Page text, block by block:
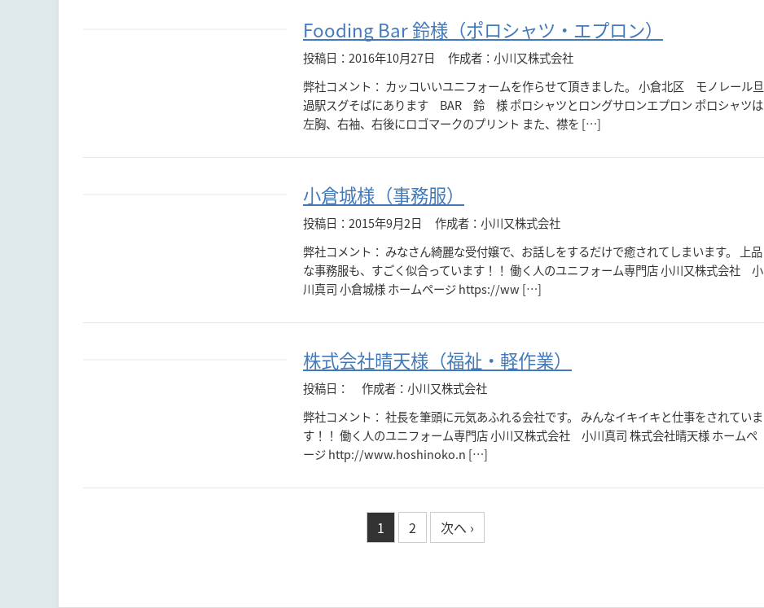
Fooding Bar 鈴様（ポロシャツ・エプロン）
投稿日：2016年10月27日
作成者：小川又株式会社
弊社コメント： カッコいいユニフォームを作らせて頂きました。 小倉北区 モノレール旦
過駅スグそばにあります BAR 鈴 様 ポロシャツとロングサロンエプロン ポロシャツは
左胸、右袖、右後にロゴマークのプリント また、襟を […]
小倉城様（事務服）
投稿日：2015年9月2日
作成者：小川又株式会社
弊社コメント： みなさん綺麗な受付嬢で、お話しをするだけで癒されてしまいます。 上品
な事務服も、すごく似合っています！！ 働く人のユニフォーム専門店 小川又株式会社 小
川真司 小倉城様 ホームページ https://ww […]
株式会社晴天様（福祉・軽作業）
投稿日：
作成者：小川又株式会社
弊社コメント： 社長を筆頭に元気あふれる会社です。 みんなイキイキと仕事をされていま
す！！ 働く人のユニフォーム専門店 小川又株式会社 小川真司 株式会社晴天様 ホームペ
ージ http://www.hoshinoko.n […]
1 2 次へ ›